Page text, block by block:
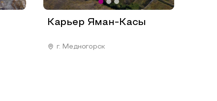
Карьер Яман-Касы
г. Медногорск